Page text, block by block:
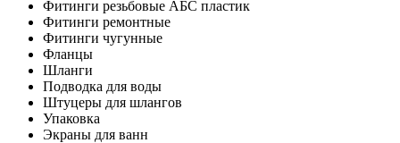
Фитинги резьбовые АБС пластик
Фитинги ремонтные
Фитинги чугунные
Фланцы
Шланги
Подводка для воды
Штуцеры для шлангов
Упаковка
Экраны для ванн